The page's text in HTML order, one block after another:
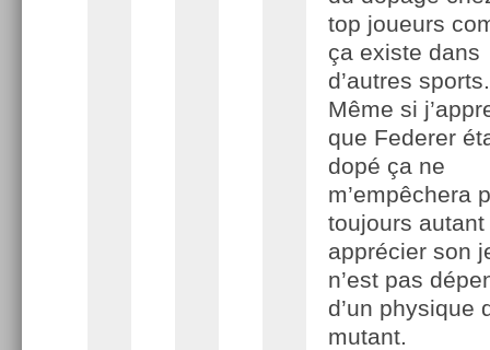
top joueurs
ça existe dans
d’autres sports.
Même si
que Federer
dopé ça ne
m’empêchera
toujours autant
apprécier son
n’est pas
d’un physique
mutant.